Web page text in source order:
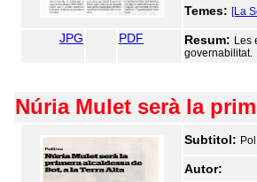
Temes: [La
JPG PDF Resum: Les
governabilitat.
Núria Mulet serà la
Subtitol:
Autor: